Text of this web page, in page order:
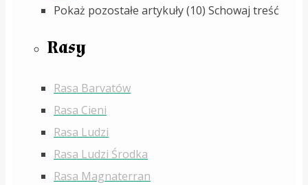
Pokaż pozostałe artykuły (10) Schowaj treść
Rasy
Rasa Barvatów
Rasa Cieni
Rasa Ludzi
Rasa Ludzi Środka
Rasa Magnaterran